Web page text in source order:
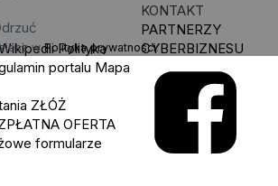
wPolityka prywatności.
Polityka
portalu Mapa
ZŁÓŻ
OFERTA
formularze
KONTAKT
PARTNERZY
CYBERBIZNESU